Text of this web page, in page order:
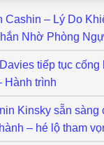
Cashin – Lý Do
Nhờ Phòng Ngự
tiếp tục
Hành trình
Kinsky sẵn sàng
– hé lộ tham